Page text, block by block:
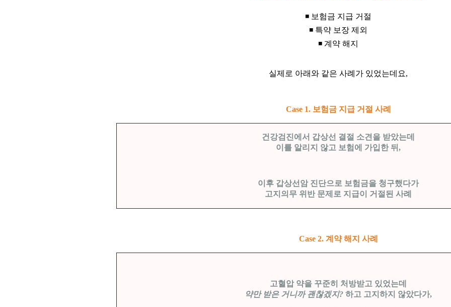
◾ 보험금 지급 거절
◾ 특약 보장 제외
◾ 계약 해지
실제로 아래와 같은 사례가 있었는데요,
Case 1. 보험금 지급 거절 사례
건강검진에서 갑상선 결절 소견을 받았는데
이를 알리지 않고 보험에 가입한 뒤,
이후 갑상선암 진단으로 보험금을 청구했다가
고지의무 위반 문제로 지급이 거절된 사례
Case 2. 계약 해지 사례
고혈압 약을 꾸준히 처방받고 있었는데
약만 받은 거니까 괜찮겠지? 하고 고지하지 않았다가,